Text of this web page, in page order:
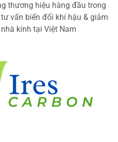
thương hiệu hàng đầu trong
vấn biến đổi khí hậu & giảm
kính tại Việt Nam